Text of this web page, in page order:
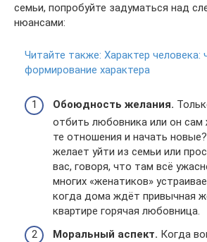
семьи, попробуйте задуматься над
нюансами:
Читайте также: Характер человека:
формирование характера
Обоюдность желания.
отбить любовника или он сам
те отношения и начать
желает уйти из семьи или
вас, говоря, что там всё
многих «женатиков»
когда дома ждёт привычная
квартире горячая любовница.
Моральный аспект. Когда